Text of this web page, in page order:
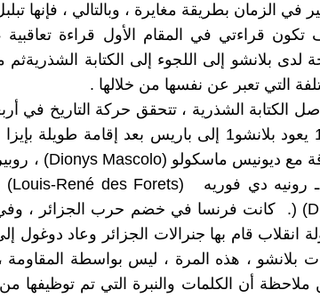
في الزمان بطريقة مغايرة ، وبالتالي ، فإنها
قراءتي في المقام الأول قراءة تعاقبية ،
لدى بلانشو إلى اللجوء إلى الكتابة
التي تعبر عن نفسها من خلالها .
الكتابة الشذرية ، تتحقق حركة التاريخ في
انقلاب قام بها جنرالات الجزائر وعاد
ملاحظة أن الكلمات والنبرة التي تم توظيفها